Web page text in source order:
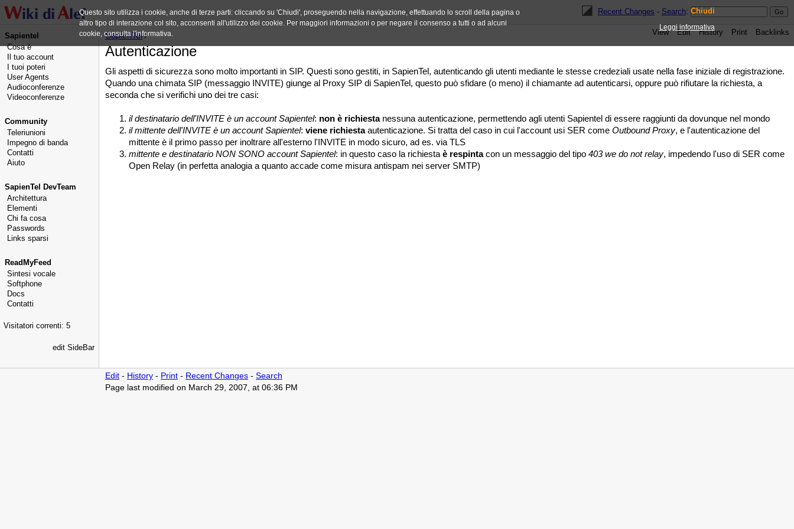
Recent Changes - Search:
Sapientel
Cosa è
Il tuo account
I tuoi poteri
User Agents
Audioconferenze
Videoconferenze
Community
Teleriunioni
Impegno di banda
Contatti
Aiuto
SapienTel DevTeam
Architettura
Elementi
Chi fa cosa
Passwords
Links sparsi
ReadMyFeed
Sintesi vocale
Softphone
Docs
Contatti
Visitatori correnti: 5
edit SideBar
View Edit History Print Backlinks
SapienTel/
Autenticazione
Gli aspetti di sicurezza sono molto importanti in SIP. Questi sono gestiti, in SapienTel, autenticando gli utenti mediante le stesse credeziali usate nella fase iniziale di registrazione.
Quando una chimata SIP (messaggio INVITE) giunge al Proxy SIP di SapienTel, questo può sfidare (o meno) il chiamante ad autenticarsi, oppure può rifiutare la richiesta, a
seconda che si verifichi uno dei tre casi:
il destinatario dell'INVITE è un account Sapientel: non è richiestanessuna autenticazione, permettendo agli utenti Sapientel di essere raggiunti da dovunque nel mondo
il mittente dell'INVITE è un account Sapientel: viene richiestaautenticazione. Si tratta del caso in cui l'account usi SER come Outbound Proxy, e l'autenticazione del
mittente è il primo passo per inoltrare all'esterno l'INVITE in modo sicuro, ad es. via TLS
mittente e destinatario NON SONO account Sapientel: in questo caso la richiesta è respintacon un messaggio del tipo 403 we do not relay, impedendo l'uso di SER come
Open Relay (in perfetta analogia a quanto accade come misura antispam nei server SMTP)
Edit - History - Print - Recent Changes - Search
Page last modified on March 29, 2007, at 06:36 PM
Questo sito utilizza i cookie, anche di terze parti: cliccando su 'Chiudi', proseguendo nella navigazione, effettuando lo scroll della pagina o
altro tipo di interazione col sito, acconsenti all'utilizzo dei cookie. Per maggiori informazioni o per negare il consenso a tutti o ad alcuni
cookie, consulta l'informativa.
Chiudi
Leggi informativa